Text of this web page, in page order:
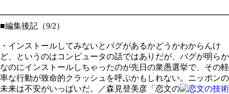
■編集後記（9/2）
・インストールしてみないとバグがあるかどうかわからんけ
ど、というのはコンピュータの話ではありだが、バグが明らか
なのにインストールしちゃったのが先日の衆愚選挙で、その軽
率な行動が致命的クラッシュを呼ぶかもしれない。ニッポンの
未来は不安がいっぱいだ。／森見登美彦「恋文の